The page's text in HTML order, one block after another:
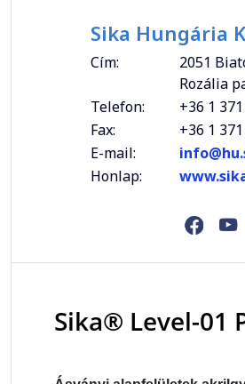
Sika Hungária
Cím:
2051
Rozália
Telefon:
+36 1
Fax:
+36 1
E-mail:
Honlap:
Sika® Level-01